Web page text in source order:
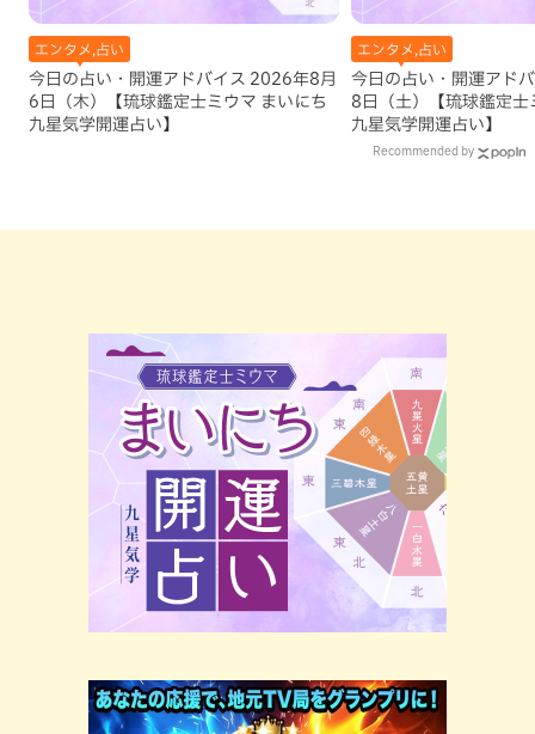
エンタメ,占い
今日の占い・開運アドバイス 2026年8月
6日（木）【琉球鑑定士ミウマ まいにち
九星気学開運占い】
エンタメ,占い
今日の占い・開運アド
8日（土）【琉球鑑定士
九星気学開運占い】
Recommended by